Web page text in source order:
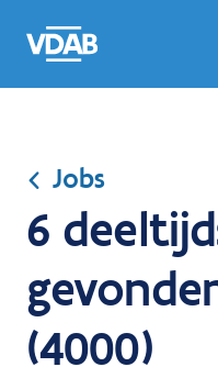
naar
een
een
job
naar
Jobs
6
(4000)